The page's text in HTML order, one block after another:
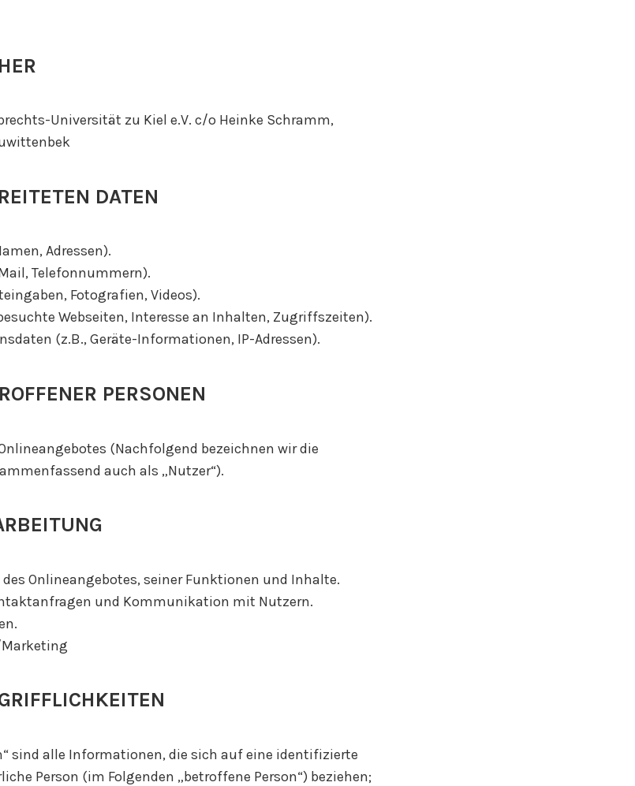
Universität zu Kiel e.V. c/o Heinke Schramm,
DATEN
Adressen).
Telefonnummern).
Fotografien, Videos).
Webseiten, Interesse an Inhalten, Zugriffszeiten).
(z.B., Geräte-Informationen, IP-Adressen).
PERSONEN
(Nachfolgend bezeichnen wir die
auch als „Nutzer“).
Onlineangebotes, seiner Funktionen und Inhalte.
und Kommunikation mit Nutzern.
sind alle Informationen, die sich auf eine identifizierte
Person (im Folgenden „betroffene Person“) beziehen;